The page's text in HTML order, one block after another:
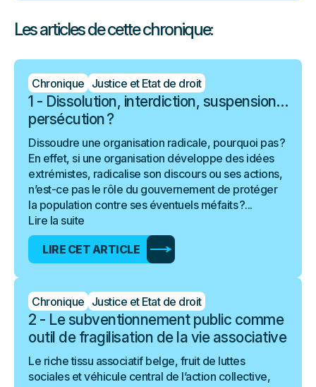
Les articles de cette chronique:
Chronique Justice et Etat de droit
1 - Dissolution, interdiction, suspension…
persécution ?
Dissoudre une organisation radicale, pourquoi pas ?
En effet, si une organisation développe des idées
extrémistes, radicalise son discours ou ses actions,
n’est-ce pas le rôle du gouvernement de protéger
la population contre ses éventuels méfaits ?...
Lire la suite
LIRE CET ARTICLE
Chronique Justice et Etat de droit
2 - Le subventionnement public comme
outil de fragilisation de la vie associative
Le riche tissu associatif belge, fruit de luttes
sociales et véhicule central de l’action collective,